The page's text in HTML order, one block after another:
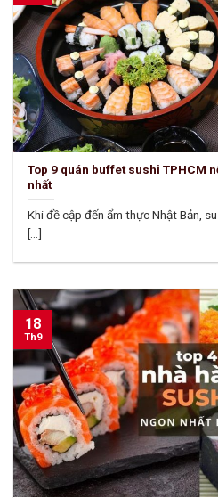
Top 9 quán buffet sushi TPHCM
nhất
Khi đề cập đến ẩm thực Nhật Bản,
[...]
18
Th9